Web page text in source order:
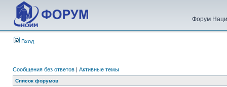
Форум
Вход
Сообщения без ответов | Активные темы
Список форумов